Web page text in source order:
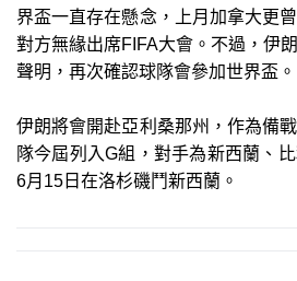
界盃一直存在懸念，上月加拿大更
對方無緣出席FIFA大會。不過，伊
聲明，再次確認球隊會參加世界盃。
伊朗將會開赴亞利桑那州，作為備
隊今屆列入G組，對手為新西蘭、
6月15日在洛杉磯鬥新西蘭。